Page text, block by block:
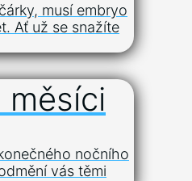
musí embryo
Ať už se snažíte
nočního
vás těmi